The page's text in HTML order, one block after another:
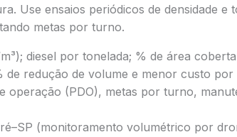
Use ensaios periódicos de densidade e
metas por turno.
diesel por tonelada; % de área
de redução de volume e menor custo por
operação (PDO), metas por turno,
(monitoramento volumétrico por